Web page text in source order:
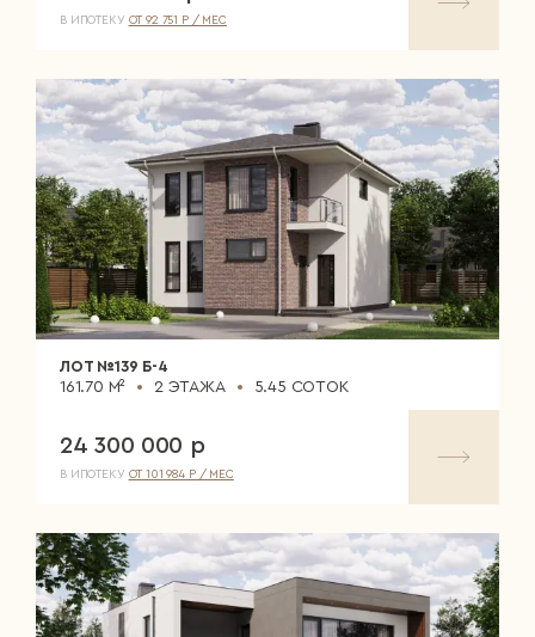
В ИПОТЕКУ ОТ 92 751 Р / МЕС
ЛОТ №139 Б-4
161.70 М² 2 ЭТАЖА 5.45 СОТОК
24 300 000 р
В ИПОТЕКУ ОТ 101 984 Р / МЕС